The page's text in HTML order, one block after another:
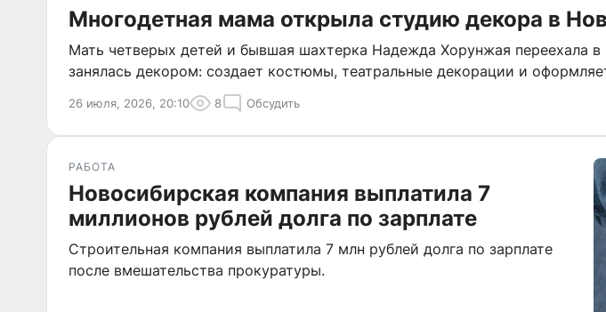
Многодетная мама открыла студию декора в
Мать четверых детей и бывшая шахтерка Надежда Хорунжая переехала
занялась декором: создает костюмы, театральные декорации и
26 июля, 2026, 20:10 8 Обсудить
РАБОТА
Новосибирская компания выплатила 7
миллионов рублей долга по зарплате
Строительная компания выплатила 7 млн рублей долга по зарплате
после вмешательства прокуратуры.